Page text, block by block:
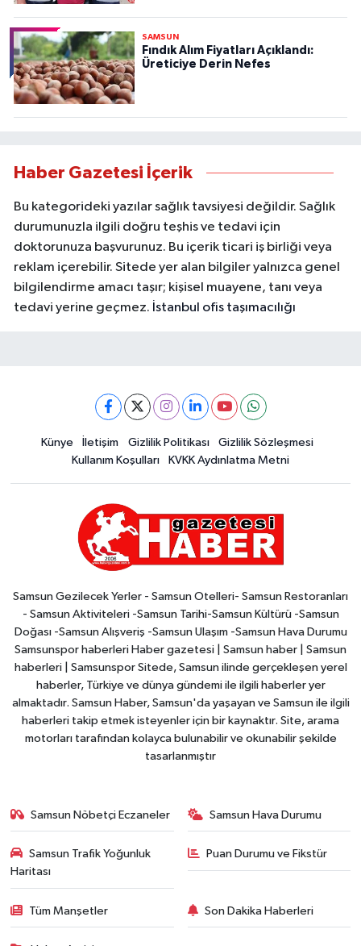
SAMSUN
Fındık Alım Fiyatları Açıklandı:
Üreticiye Derin Nefes
Haber Gazetesi İçerik
Bu kategorideki yazılar sağlık tavsiyesi değildir. Sağlık
durumunuzla ilgili doğru teşhis ve tedavi için
doktorunuza başvurunuz. Bu içerik ticari iş birliği veya
reklam içerebilir. Sitede yer alan bilgiler yalnızca genel
bilgilendirme amacı taşır; kişisel muayene, tanı veya
tedavi yerine geçmez. İstanbul ofis taşımacılığı
Künye İletişim Gizlilik Politikası
Gizlilik Sözleşmesi
Kullanım Koşulları
KVKK Aydınlatma Metni
Samsun Gezilecek Yerler - Samsun Otelleri- Samsun Restoranları
- Samsun Aktiviteleri -Samsun Tarihi-Samsun Kültürü -Samsun
Doğası -Samsun Alışveriş -Samsun Ulaşım -Samsun Hava Durumu
Samsunspor haberleri Haber gazetesi | Samsun haber | Samsun
haberleri | Samsunspor Sitede, Samsun ilinde gerçekleşen yerel
haberler, Türkiye ve dünya gündemi ile ilgili haberler yer
almaktadır. Samsun Haber, Samsun'da yaşayan ve Samsun ile ilgili
haberleri takip etmek isteyenler için bir kaynaktır. Site, arama
motorları tarafından kolayca bulunabilir ve okunabilir şekilde
tasarlanmıştır
Samsun Nöbetçi Eczaneler Samsun Hava Durumu
Samsun Trafik Yoğunluk
Haritası
Puan Durumu ve Fikstür
Tüm Manşetler Son Dakika Haberleri